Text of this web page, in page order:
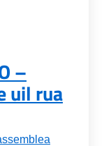
–
uil rua